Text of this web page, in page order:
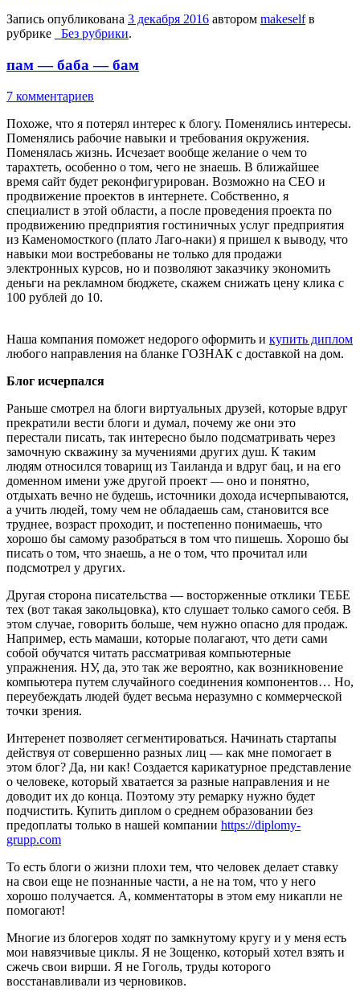
Запись опубликована 3 декабря 2016 автором makeselfв
рубрике
_Без рубрики.
пам — баба — бам
7 комментариев
Похоже, что я потерял интерес к блогу. Поменялись интересы.
Поменялись рабочие навыки и требования окружения.
Поменялась жизнь. Исчезает вообще желание о чем то
тарахтеть, особенно о том, чего не знаешь. В ближайшее
время сайт будет реконфигурирован. Возможно на СЕО и
продвижение проектов в интернете. Собственно, я
специалист в этой области, а после проведения проекта по
продвижению предприятия гостиничных услуг предприятия
из Каменомосткого (плато Лаго-наки) я пришел к выводу, что
навыки мои востребованы не только для продажи
электронных курсов, но и позволяют заказчику экономить
деньги на рекламном бюджете, скажем снижать цену клика с
100 рублей до 10.
Наша компания поможет недорого оформить и купить диплом
любого направления на бланке ГОЗНАК с доставкой на дом.
Блог исчерпался
Раньше смотрел на блоги виртуальных друзей, которые вдруг
прекратили вести блоги и думал, почему же они это
перестали писать, так интересно было подсматривать через
замочную скважину за мучениями других душ. К таким
людям относился товарищ из Таиланда и вдруг бац, и на его
доменном имени уже другой проект — оно и понятно,
отдыхать вечно не будешь, источники дохода исчерпываются,
а учить людей, тому чем не обладаешь сам, становится все
труднее, возраст проходит, и постепенно понимаешь, что
хорошо бы самому разобраться в том что пишешь. Хорошо бы
писать о том, что знаешь, а не о том, что прочитал или
подсмотрел у других.
Другая сторона писательства — восторженные отклики ТЕБЕ
тех (вот такая закольцовка), кто слушает только самого себя. В
этом случае, говорить больше, чем нужно опасно для продаж.
Например, есть мамаши, которые полагают, что дети сами
собой обучатся читать рассматривая компьютерные
упражнения. НУ, да, это так же вероятно, как возникновение
компьютера путем случайного соединения компонентов… Но,
переубеждать людей будет весьма неразумно с коммерческой
точки зрения.
Интеренет позволяет сегментироваться. Начинать стартапы
действуя от совершенно разных лиц — как мне помогает в
этом блог? Да, ни как! Создается карикатурное представление
о человеке, который хватается за разные направления и не
доводит их до конца. Поэтому эту ремарку нужно будет
подчистить. Купить диплом о среднем образовании без
предоплаты только в нашей компании https://diplomy-
grupp.com
То есть блоги о жизни плохи тем, что человек делает ставку
на свои еще не познанные части, а не на том, что у него
хорошо получается. А, комментаторы в этом ему никапли не
помогают!
Многие из блогеров ходят по замкнутому кругу и у меня есть
мои навязчивые циклы. Я не Зощенко, который хотел взять и
сжечь свои вирши. Я не Гоголь, труды которого
восстанавливали из черновиков.